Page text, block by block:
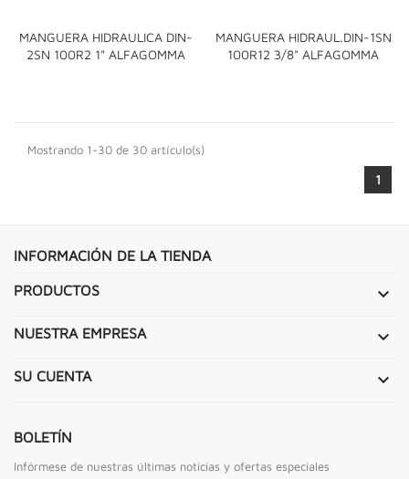
MANGUERA HIDRAULICA DIN-
2SN 100R2 1" ALFAGOMMA
MANGUERA HIDRAUL.DIN-1SN
100R12 3/8" ALFAGOMMA
Mostrando 1-30 de 30 artículo(s)
1
INFORMACIÓN DE LA TIENDA
PRODUCTOS 
NUESTRA EMPRESA 
SU CUENTA 
BOLETÍN
Infórmese de nuestras últimas noticias y ofertas especiales